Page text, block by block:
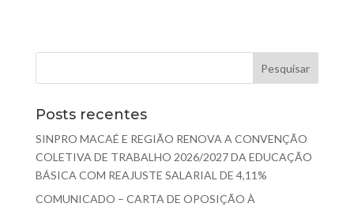
Posts recentes
SINPRO MACAÉ E REGIÃO RENOVA A CONVENÇÃO
COLETIVA DE TRABALHO 2026/2027 DA EDUCAÇÃO
BÁSICA COM REAJUSTE SALARIAL DE 4,11%
COMUNICADO – CARTA DE OPOSIÇÃO À